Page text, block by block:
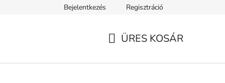
Tanácsok, tippek és érdekességek
Bejelentkezés Regisztráció
ÜRES KOSÁR